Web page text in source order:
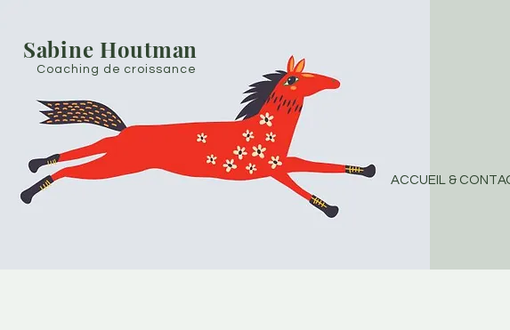
Sabine Houtman
Coaching de croissance
ACCUEIL &